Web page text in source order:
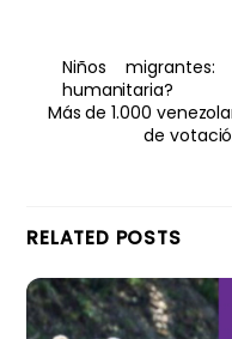
Niños
humanitaria?
Más de 1.000
de
RELATED POSTS